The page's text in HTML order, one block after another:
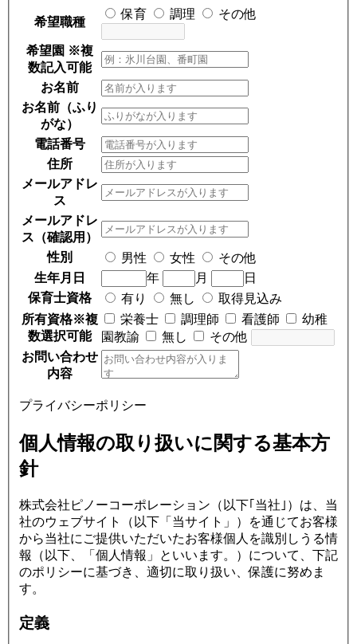
希望職種
保育 調理 その他
希望園 ※複
数記入可能
お名前
お名前（ふり
がな）
電話番号
住所
メールアドレ
ス
メールアドレ
ス（確認用）
性別
男性 女性
その他
生年月日
年 月
日
保育士資格
有り 無し
取得見込み
所有資格※複
数選択可能
栄養士 調理師 看護師
幼稚
園教諭
無し
その他
お問い合わせ
内容
プライバシーポリシー
個人情報の取り扱いに関する基本方
針
株式会社ピノーコーポレーション（以下｢当社｣）は、当
社のウェブサイト（以下「当サイト」）を通じてお客様
から当社にご提供いただいたお客様個人を識別しうる情
報（以下、「個人情報」といいます。）について、下記
のポリシーに基づき、適切に取り扱い、保護に努めま
す。
定義